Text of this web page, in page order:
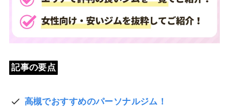
記事の要点
高槻でおすすめのパーソナルジム！